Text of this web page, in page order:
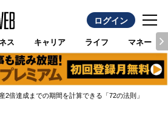
ログイン
ス キャリア ライフ マネー
2倍達成までの期間を計算できる「72の法則」